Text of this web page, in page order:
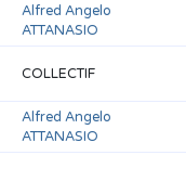
Alfred Angelo
ATTANASIO
COLLECTIF
Alfred Angelo
ATTANASIO